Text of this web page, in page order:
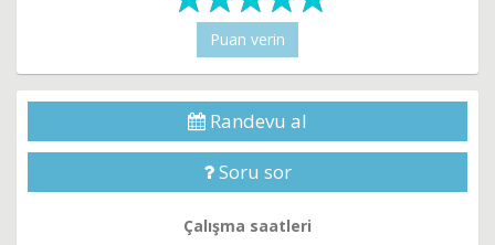
Puan verin
Randevu al
Soru sor
Çalışma saatleri